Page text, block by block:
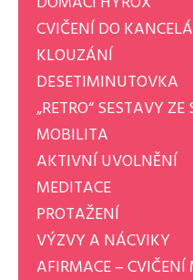
CVIČENÍ DO
KLOUZÁNÍ
DESETIMINUTOVKA
„RETRO“ SESTAVY
MOBILITA
AKTIVNÍ UVOLNĚNÍ
MEDITACE
PROTAŽENÍ
VÝZVY A NÁCVIKY
AFIRMACE – CVIČENÍ